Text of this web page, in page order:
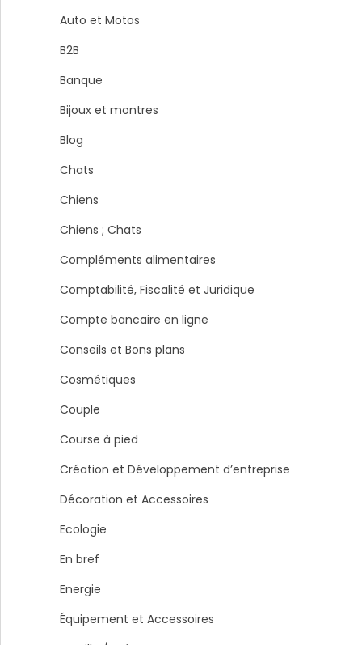
Auto et Motos
B2B
Banque
Bijoux et montres
Blog
Chats
Chiens
Chiens ; Chats
Compléments alimentaires
Comptabilité, Fiscalité et Juridique
Compte bancaire en ligne
Conseils et Bons plans
Cosmétiques
Couple
Course à pied
Création et Développement d’entreprise
Décoration et Accessoires
Ecologie
En bref
Energie
Équipement et Accessoires